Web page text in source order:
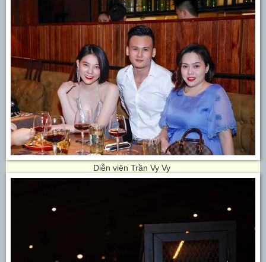
Diễn viên Trần Vy Vy